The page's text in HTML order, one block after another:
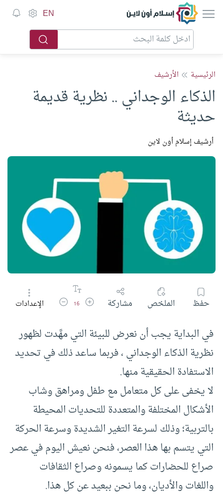
إسلام أون لاين EN
الرئيسية الأرشيف
الذكاء الوجداني .. نظرية قديمة
حديثة
أرشيف إسلام أون لاين
حفظ الملخص مشاركة زيادة حجم الخط
16 تقليل حجم الخط
الإعدادات
في البداية يجب أن نعرض للبيئة التي مهَّدت لظهور
نظرية الذكاء الوجداني ، فربما ساعد ذلك في تحديد
الاستفادة الحقيقية منها.
لا يخفى على كل متعامل مع طفل ومراهق وشاب
الأشكال المختلفة والمتعددة للتحديات المحيطة
بالتربية؛ وذلك لسرعة التغير الشديدة وسرعة الحركة
التي يتسم بها هذا العصر، فنحن نعيش اليوم في عصر
صراع للحضارات كما يسمونه وصراع الثقافات
واللغات والأديان، وما نحن ببعيد عن كل هذا.